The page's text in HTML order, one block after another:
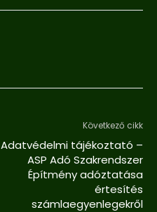
Következő cikk
Adatvédelmi tájékoztató –
ASP Adó Szakrendszer
Építmény adóztatása
értesítés
számlaegyenlegekről